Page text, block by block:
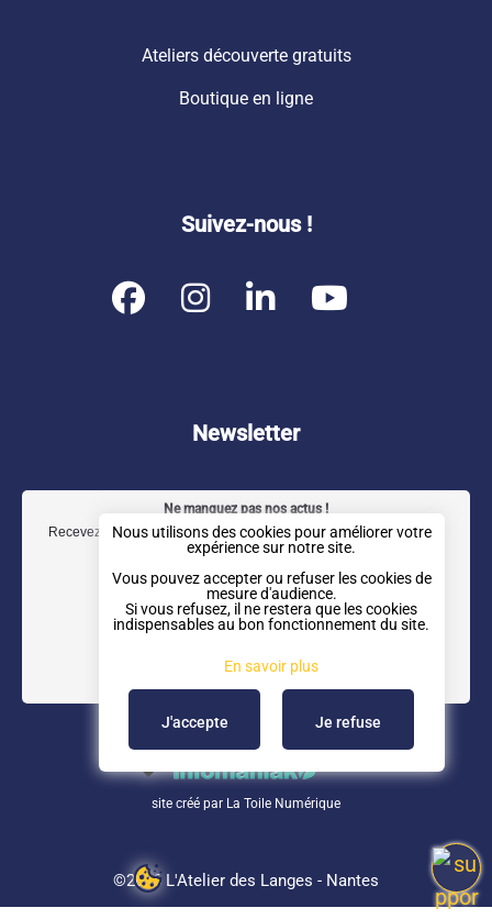
Nous utilisons des cookies pour améliorer votre
expérience sur notre site.
Vous pouvez accepter ou refuser les cookies de
mesure d'audience.
Si vous refusez, il ne restera que les cookies
indispensables au bon fonctionnement du site.
En savoir plus
J'accepte Je refuse
Ateliers découverte gratuits
Boutique en ligne
Suivez-nous !
F
o
k
I
a
r
a
m
L
e
I
n
e
Newsletter
Ne manquez pas nos actus !
Recevez notre newsletter trimestrielle directement dans votre boîte
mail.
site créé par La Toile Numérique
©2026 L'Atelier des Langes - Nantes